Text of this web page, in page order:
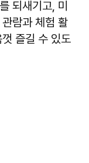
되새기고, 미
람과 체험 활
즐길 수 있도